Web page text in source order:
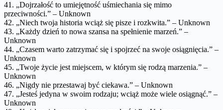
41. „Dojrzałość to umiejętność uśmiechania się mimo
przeciwności.” – Unknown
42. „Niech twoja historia wciąż się pisze i rozkwita.” – Unknown
43. „Każdy dzień to nowa szansa na spełnienie marzeń.” –
Unknown
44. „Czasem warto zatrzymać się i spojrzeć na swoje osiągnięcia.” –
Unknown
45. „Twoje życie jest miejscem, w którym się rodzą marzenia.” –
Unknown
46. „Nigdy nie przestawaj być ciekawa.” – Unknown
47. „Jesteś jedyna w swoim rodzaju; wciąż może wiele osiągnąć.” –
Unknown